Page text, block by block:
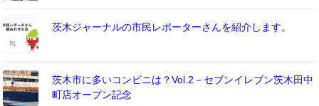
茨木ジャーナルの市民レポーターさんを紹介します。
茨木市に多いコンビニは？Vol.2－セブンイレブン茨木田中
町店オープン記念